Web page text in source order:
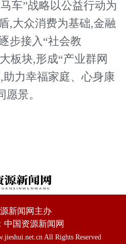
”战略以公益行动为
,大众消费为基础,金融
步接入“社会教
板块,形成“产业群网
力幸福家庭、心身康
景。
新闻网主办
中国资源新闻网
All Rights Reserved